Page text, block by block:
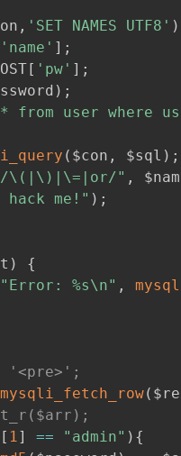
, 'SET NAMES UTF8' )
'name' ] ;
[ 'pw' ] ;
) ;
from user where
( $con , $sql ) ;
\(|\)|\=|or/" ,
me!" ) ;
)
{
"Error: %s\n" ,
'<pre>';
mysqli_fetch_row(
[ 1] == "admin" ) {